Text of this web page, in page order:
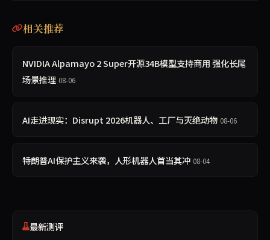
相关推荐
NVIDIA Alpamayo 2 Super开源34B模型支持商用 强化长尾
场景推理 08-06
AI走进现实：Disrupt 2026机器人、工厂与灭绝动物 08-06
特朗普AI保护主义来袭，人形机器人首当其冲 08-04
最新测评